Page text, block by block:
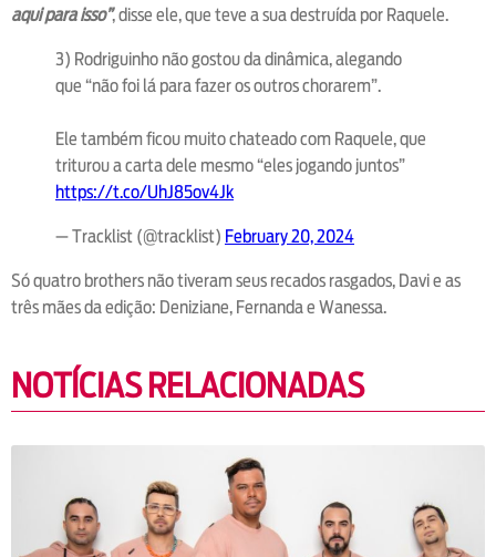
aqui para isso”, disse ele, que teve a sua destruída por Raquele.
3) Rodriguinho não gostou da dinâmica, alegando
que “não foi lá para fazer os outros chorarem”.
Ele também ficou muito chateado com Raquele, que
triturou a carta dele mesmo “eles jogando juntos”
https://t.co/UhJ85ov4Jk
— Tracklist (@tracklist) February 20, 2024
Só quatro brothers não tiveram seus recados rasgados, Davi e as
três mães da edição: Deniziane, Fernanda e Wanessa.
NOTÍCIAS RELACIONADAS